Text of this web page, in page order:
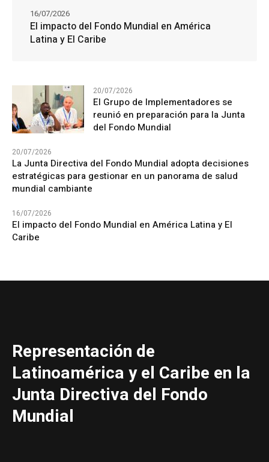
El impacto del Fondo Mundial en América
Latina y El Caribe
16/07/2026
20/07/2026
El Grupo de Implementadores se
reunió en preparación para la Junta
del Fondo Mundial
20/07/2026
La Junta Directiva del Fondo Mundial adopta decisiones
estratégicas para gestionar en un panorama de salud
mundial cambiante
16/07/2026
El impacto del Fondo Mundial en América Latina y El
Caribe
Representación de
Latinoamérica y el Caribe en la
Junta Directiva del Fondo
Mundial